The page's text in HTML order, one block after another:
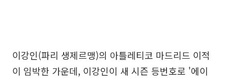
이강인(파리 생제르맹)의 아틀레티코 마드리드 이적
이 임박한 가운데, 이강인이 새 시즌 등번호로 '에이